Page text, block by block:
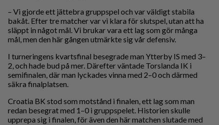
– Vi gjorde ett jättebra gruppspel och var väldigt stabila
bakåt. Efter tre matcher var vi klara för slutspel, utan att ha
släppt in något mål. Vi brukar vara ett lag som gör många
mål, men den här gången utmärkte sig vår defensiv.
I turneringens kvartsfinal besegrade man Ytterby IS med 3–
2, och hade bud på mer. Därefter väntade Torslanda IK i
semifinalen, där man lyckades vinna med 2–0 och därmed
säkra finalplatsen.
Croatia BK stod som motstånd i finalen, ett lag som man
redan besegrat med 1–0 i gruppspelet. Historien skulle
upprepa sig i finalen, för även den här matchen slutade med